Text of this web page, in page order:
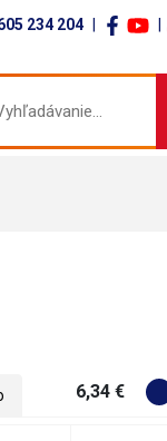
234 204
6,34 €